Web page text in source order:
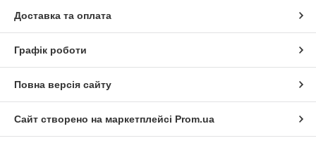
Доставка та оплата
Графік роботи
Повна версія сайту
Сайт створено на маркетплейсі Prom.ua